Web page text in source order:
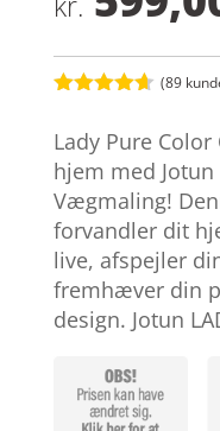
ud af 5
baseret på
kundebedø
mmelser
(89
Lady Pure
hjem med
Vægmaling!
forvandler dit
live, afspejler
fremhæver din
design. Jotun